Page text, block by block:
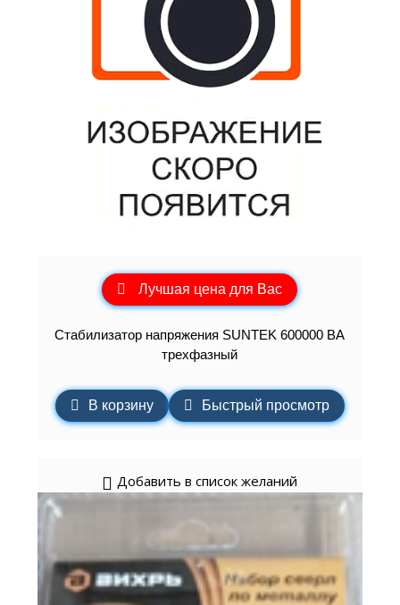
Лучшая цена для Вас
Стабилизатор напряжения SUNTEK 600000 ВА
трехфазный
В корзину Быстрый просмотр
Добавить в список желаний